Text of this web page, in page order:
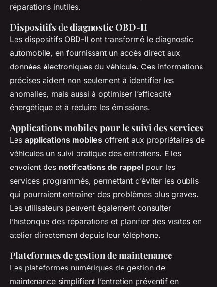
réparations inutiles.
Dispositifs de diagnostic OBD-II
Les dispositifs OBD-II ont transformé le diagnostic
automobile, en fournissant un accès direct aux
données électroniques du véhicule. Ces informations
précises aident non seulement à identifier les
anomalies, mais aussi à optimiser l’efficacité
énergétique et à réduire les émissions.
Applications mobiles pour le suivi des services
Les applications mobiles offrent aux propriétaires de
véhicules un suivi pratique des entretiens. Elles
envoient des notifications de rappel pour les
services programmés, permettant d’éviter les oublis
qui pourraient entraîner des problèmes plus graves.
Les utilisateurs peuvent également consulter
l’historique des réparations et planifier des visites en
atelier directement depuis leur téléphone.
Plateformes de gestion de maintenance
Les plateformes numériques de gestion de
maintenance simplifient l’entretien préventif en